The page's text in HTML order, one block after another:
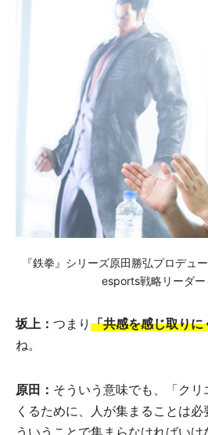
『鉄拳』シリーズ原田勝弘プロデ
esports戦略リーダー
坂上： つまり 「共感を感じ取り
ね。
原田： そういう意味でも、「ク
くるために、人が集まることは
ういうことで集まらなければい